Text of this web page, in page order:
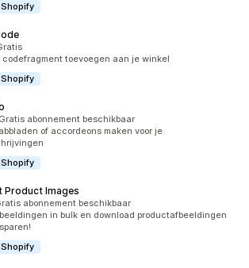
in totaal
codefragment toevoegen aan je winkel
in totaal
Gratis abonnement beschikbaar
of accordeons maken voor je
Product Images
in totaalabonnement beschikbaar
in bulk en download productafbeeldingen